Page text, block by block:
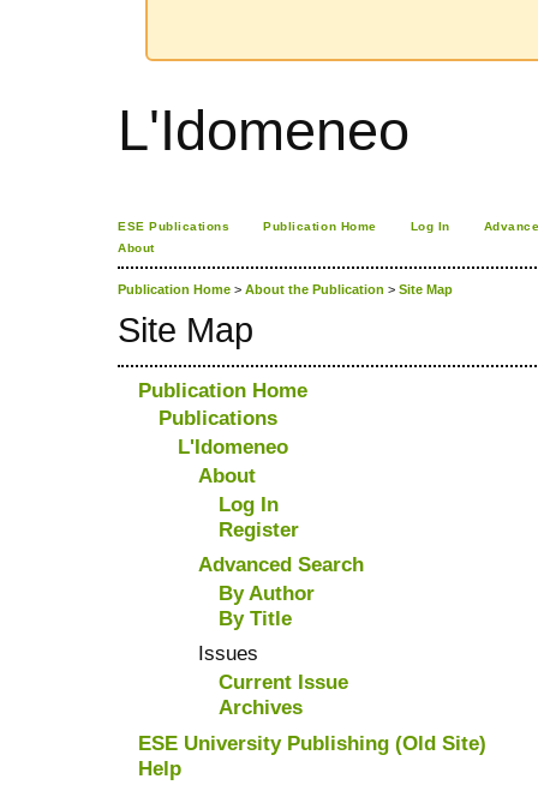
L'Idomeneo
ESE Publications Publication Home Log In
About
Publication Home > About the Publication > Site Map
Site Map
Publication Home
Publications
L'Idomeneo
About
Log In
Register
Advanced Search
By Author
By Title
Issues
Current Issue
Archives
ESE University Publishing (Old Site)
Help